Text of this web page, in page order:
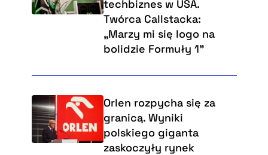
techbiznes w USA.
Twórca Callstacka:
„Marzy mi się logo na
bolidzie Formuły 1”
Orlen rozpycha się za
granicą. Wyniki
polskiego giganta
zaskoczyły rynek